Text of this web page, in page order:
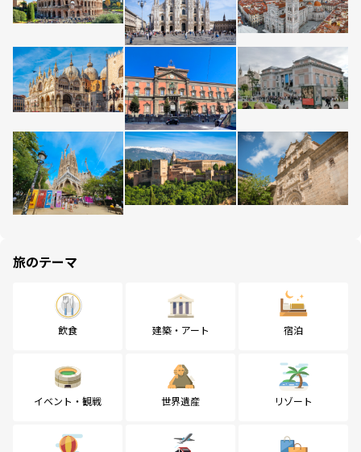
旅のテーマ
飲食 建築・アート 宿泊
イベント・観戦 世界遺産 リゾート